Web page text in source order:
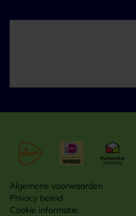
Algemene voorwaarden
Privacy beleid
Cookie informatie